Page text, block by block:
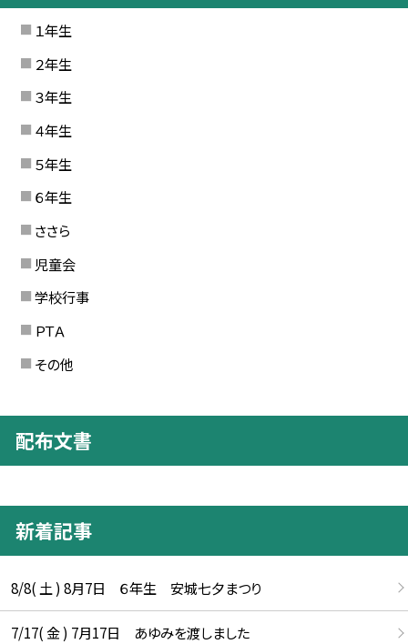
１年生
２年生
３年生
４年生
５年生
６年生
ささら
児童会
学校行事
ＰＴＡ
その他
配布文書
新着記事
8/8( 土 ) 8月7日 ６年生 安城七夕まつり
7/17( 金 ) 7月17日 あゆみを渡しました